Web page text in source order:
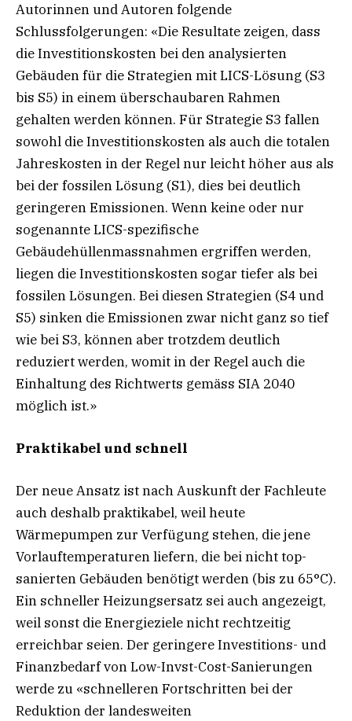
Autorinnen und Autoren folgende
Schlussfolgerungen: «Die Resultate zeigen, dass
die Investitionskosten bei den analysierten
Gebäuden für die Strategien mit LICS-Lösung (S3
bis S5) in einem überschaubaren Rahmen
gehalten werden können. Für Strategie S3 fallen
sowohl die Investitionskosten als auch die totalen
Jahreskosten in der Regel nur leicht höher aus als
bei der fossilen Lösung (S1), dies bei deutlich
geringeren Emissionen. Wenn keine oder nur
sogenannte LICS-spezifische
Gebäudehüllenmassnahmen ergriffen werden,
liegen die Investitionskosten sogar tiefer als bei
fossilen Lösungen. Bei diesen Strategien (S4 und
S5) sinken die Emissionen zwar nicht ganz so tief
wie bei S3, können aber trotzdem deutlich
reduziert werden, womit in der Regel auch die
Einhaltung des Richtwerts gemäss SIA 2040
möglich ist.»
Praktikabel und schnell
Der neue Ansatz ist nach Auskunft der Fachleute
auch deshalb praktikabel, weil heute
Wärmepumpen zur Verfügung stehen, die jene
Vorlauftemperaturen liefern, die bei nicht top-
sanierten Gebäuden benötigt werden (bis zu 65°C).
Ein schneller Heizungsersatz sei auch angezeigt,
weil sonst die Energieziele nicht rechtzeitig
erreichbar seien. Der geringere Investitions- und
Finanzbedarf von Low-Invst-Cost-Sanierungen
werde zu «schnelleren Fortschritten bei der
Reduktion der landesweiten